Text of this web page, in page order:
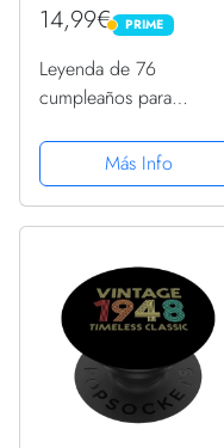
14,99€ PRIME
PRIME
Leyenda de 76
cumpleaños para
desde octubre de 1948
PopSockets PopGrip
Intercambiable
Más Info